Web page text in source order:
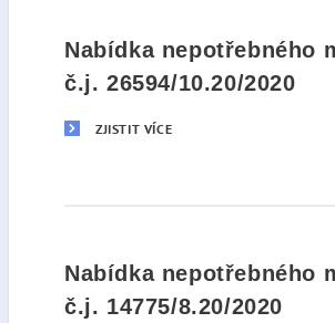
Nabídka nepotřebného
č.j. 26594/10.20/2020
ZJISTIT VÍCE
Nabídka nepotřebného
č.j. 14775/8.20/2020